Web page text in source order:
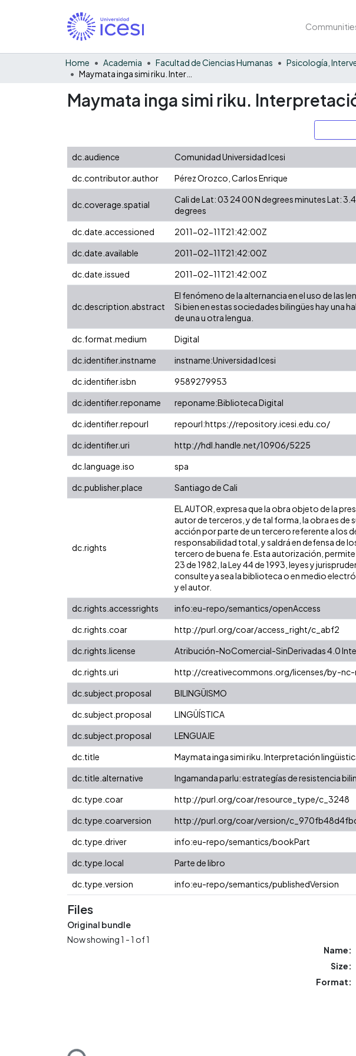
Home Academia Facultad de Ciencias Humanas
Maymata inga simi riku.
dc.audience Comunidad Universidad Icesi
dc.contributor.author
Pérez Orozco, Carlos Enrique
dc.coverage.spatial
Cali de Lat: 03 24 00 N degrees minutes Lat:
degrees
dc.date.accessioned
2011-02-11T21:42:00Z
dc.date.available
2011-02-11T21:42:00Z
dc.date.issued
2011-02-11T21:42:00Z
dc.description.abstract
El fenómeno de la alternancia en el uso de las
Si bien en estas sociedades bilingües hay una
de una u otra lengua.
dc.format.medium Digital
dc.identifier.instname
instname:Universidad Icesi
dc.identifier.isbn
9589279953
dc.identifier.reponame
reponame:Biblioteca Digital
dc.identifier.repourl
repourl:https://repository.icesi.edu.co/
dc.identifier.uri
http://hdl.handle.net/10906/5225
dc.language.iso
spa
dc.publisher.place
Santiago de Cali
dc.rights
EL AUTOR, expresa que la obra objeto de la
autor de terceros, y de tal forma, la obra es de
acción por parte de un tercero referente a los
responsabilidad total, y saldrá en defensa de
tercero de buena fe. Esta autorización,
23 de 1982, la Ley 44 de 1993, leyes y
consulte ya sea la biblioteca o en medio
y el autor.
dc.rights.accessrights info:eu-repo/semantics/openAccess
dc.rights.coar
http://purl.org/coar/access_right/c_abf2
dc.rights.license
Atribución-NoComercial-SinDerivadas 4.0
dc.rights.uri
http://creativecommons.org/licenses/by-
dc.subject.proposal
BILINGÜISMO
dc.subject.proposal
LINGÜÍSTICA
dc.subject.proposal
LENGUAJE
dc.title
Maymata inga simi riku. Interpretación
dc.title.alternative
Ingamanda parlu: estrategías de resistencia
dc.type.coar
http://purl.org/coar/resource_type/c_3248
dc.type.coarversion
http://purl.org/coar/version/
dc.type.driver
info:eu-repo/semantics/bookPart
dc.type.local
Parte de libro
dc.type.version
info:eu-repo/semantics/publishedVersion
Files
Original bundle
Now showing1 - 1 of 1
Name:
Size:
Format: